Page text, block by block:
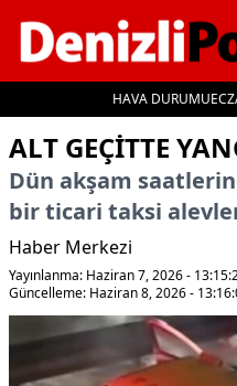
HAVA DURUMU
ALT GEÇİTTE
Dün akşam
bir ticari taksi
Haber Merkezi
Yayınlanma: Haziran 7, 2026 -
Güncelleme: Haziran 8, 2026 -